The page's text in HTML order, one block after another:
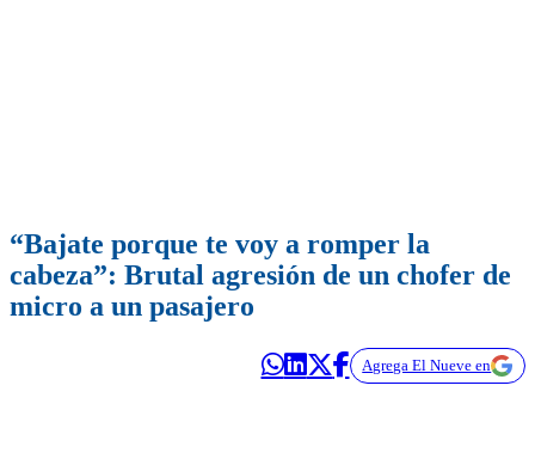
“Bajate porque te voy a romper la
cabeza”: Brutal agresión de un chofer de
micro a un pasajero
Agrega El Nueve en